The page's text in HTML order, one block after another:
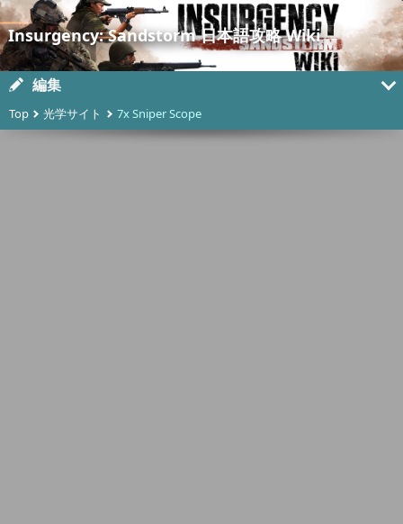
Insurgency: Sandstorm 日本語攻略 Wiki
編集
Top 光学サイト 7x Sniper Scope